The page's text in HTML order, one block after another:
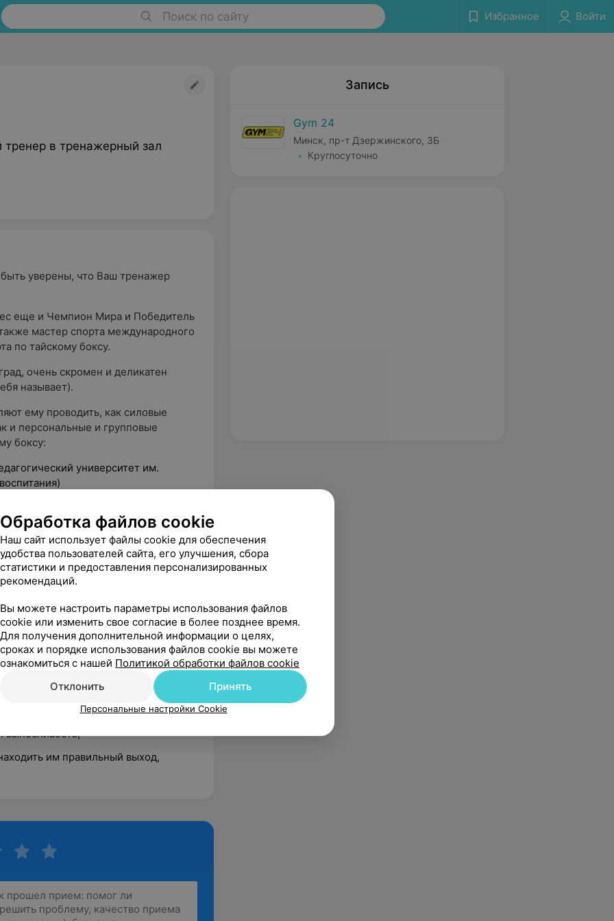
Поиск по сайту Избранное Войти
тренер в тренажерный зал
уверены, что Ваш тренажер
еще и Чемпион Мира и Победитель
мастер спорта международного
по тайскому боксу. ⠀
очень скромен и деликатен
называет).
ему проводить, как силовые
и персональные и групповые
боксу:
университет им.
тренировочных сборов
классов по бодибилдингу, фитнесу,
деятельности: 10 лет.
выносливость;
им правильный выход,
Запись
Gym 24
Минск, пр-т Дзержинского, 3Б
Круглосуточно
Обработка файлов cookie
Наш сайт использует файлы cookie для обеспечения
удобства пользователей сайта, его улучшения, сбора
статистики и предоставления персонализированных
рекомендаций.
Вы можете настроить параметры использования файлов
cookie или изменить свое согласие в более позднее время.
Для получения дополнительной информации о целях,
сроках и порядке использования файлов cookie вы можете
ознакомиться с нашей Политикой обработки файлов cookie
Отклонить
Принять
Персональные настройки Cookie